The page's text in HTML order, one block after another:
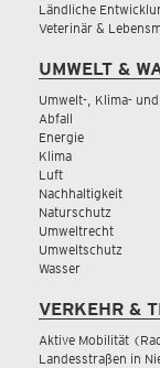
Ländliche
Veterinär &
UMWELT &
Umwelt-, Klima-
Abfall
Energie
Klima
Luft
Nachhaltigkeit
Naturschutz
Umweltrecht
Umweltschutz
Wasser
VERKEHR &
Aktive Mobilität
Landesstraßen in